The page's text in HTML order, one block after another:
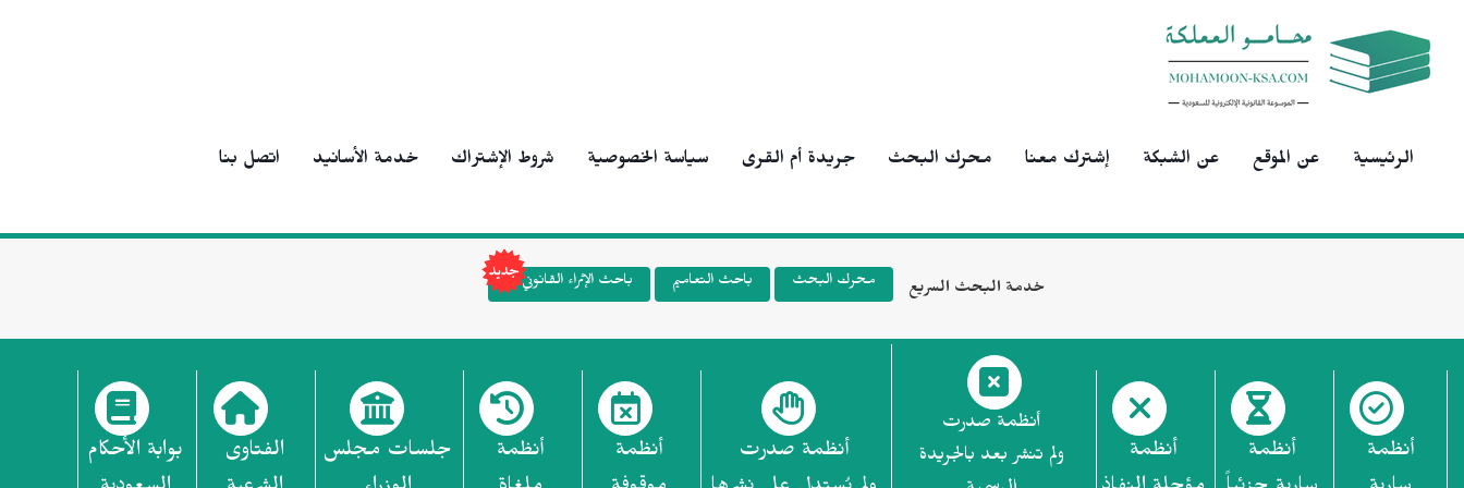
الرئيسية عن الموقع عن الشبكة إشترك معنا محرك البحث جريدة أم القرى سياسة الخصوصية شروط الإشتراك خدمة الأسانيد اتصل بنا
خدمة البحث السريع محرك البحث باحث التعاميم باحث الإثراء القانوني
أنظمة
أنظمة
أنظمة
أنظمة صدرت
ولم تنشر بعد بالجريدة
أنظمة صدرت
أنظمة
أنظمة
جلسات مجلس
الفتاوى
بوابة الأحكام